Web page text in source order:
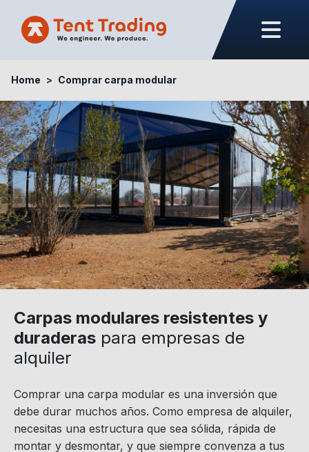
Home Comprar carpa modular
Carpas modulares resistentes y
duraderas para empresas de
alquiler
Comprar una carpa modular es una inversión que
debe durar muchos años. Como empresa de alquiler,
necesitas una estructura que sea sólida, rápida de
montar y desmontar, y que siempre convenza a tus